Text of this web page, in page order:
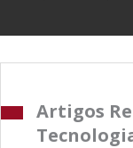
Artigos